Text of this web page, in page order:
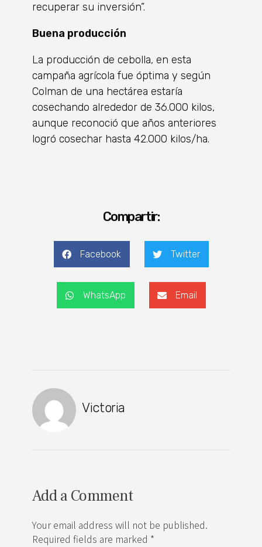
recuperar su inversión”.
Buena producción
La producción de cebolla, en esta
campaña agrícola fue óptima y según
Colman de una hectárea estaría
cosechando alrededor de 36.000 kilos,
aunque reconoció que años anteriores
logró cosechar hasta 42.000 kilos/ha.
Compartir:
Facebook Twitter
WhatsApp Email
Victoria
Add a Comment
Your email address will not be published.
Required fields are marked *